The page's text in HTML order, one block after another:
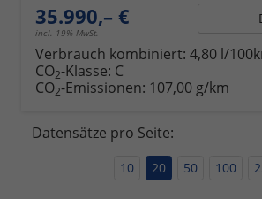
35.990,– €
incl. 19% MwSt.
Verbrauch kombiniert: 4,80 l/
CO2-Klasse: C
CO2-Emissionen: 107,00 g/km
Datensätze pro Seite:
10 20 50 100